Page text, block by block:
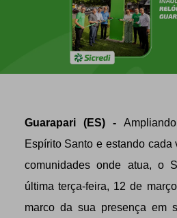
Guarapari (ES) -
Espírito Santo e estando
comunidades onde atua, o
última terça-feira, 12 de
marco da sua presença em